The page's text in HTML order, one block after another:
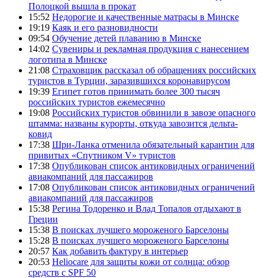
Полоцкой вышла в прокат
15:52 Недорогие и качественные матрасы в Минске
19:19 Каяк и его разновидности
09:54 Обучение детей плаванию в Минске
14:02 Сувениры и рекламная продукция с нанесением
логотипа в Минске
21:08 Страховщик рассказал об обращениях российских
туристов в Турции, заразившихся коронавирусом
19:39 Египет готов принимать более 300 тысяч
российских туристов ежемесячно
19:08 Российских туристов обвинили в завозе опасного
штамма: названы курорты, откуда завозится дельта-
ковид
17:38 Шри-Ланка отменила обязательный карантин для
привитых «Спутником V» туристов
17:38 Опубликован список антиковидных ограничений
авиакомпаний для пассажиров
17:08 Опубликован список антиковидных ограничений
авиакомпаний для пассажиров
15:38 Регина Тодоренко и Влад Топалов отдыхают в
Греции
15:38 В поисках лучшего мороженого Барселоны
15:28 В поисках лучшего мороженого Барселоны
20:57 Как добавить фактуру в интерьер
20:53 Heliocare для защиты кожи от солнца: обзор
средств с SPF 50